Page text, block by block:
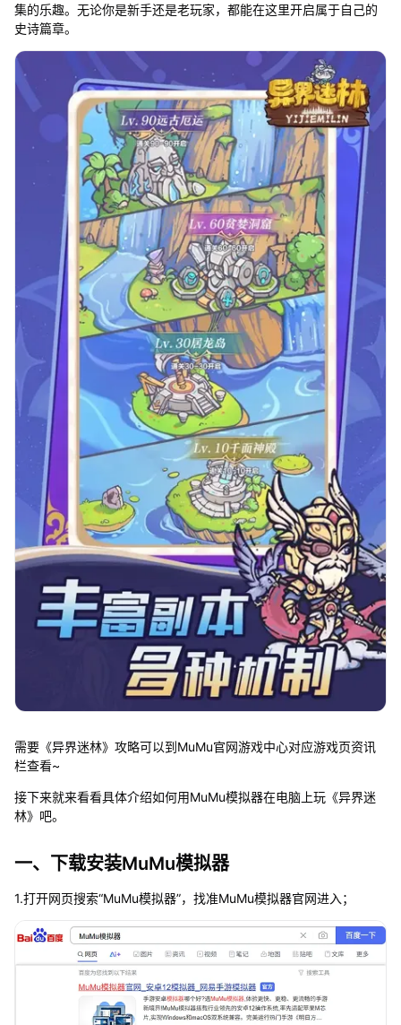
集的乐趣。无论你是新手还是老玩家，都能在这里开启属于自己的
史诗篇章。
需要《异界迷林》攻略可以到MuMu官网游戏中心对应游戏页资讯
栏查看~
接下来就来看看具体介绍如何用MuMu模拟器在电脑上玩《异界迷
林》吧。
一、下载安装MuMu模拟器
1.打开网页搜索“MuMu模拟器”，找准MuMu模拟器官网进入；